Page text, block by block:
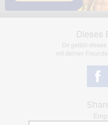
Dieses
Dir gefällt
mit deinen